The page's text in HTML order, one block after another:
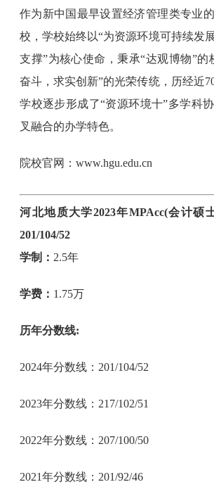
作为新中国最早设置经济管理类专业
校，学校始终以“为资源环境可持续发
支撑”为核心使命，秉承“达观博物”的
奋斗，求实创新”的光荣传统，历经近
学校逐步形成了“资源环境〸”多学科
叉融合的办学特色。
院校官网：www.hgu.edu.cn
河北地质大学2023年MPAcc(会计硕
201/104‌/52
学制： 2.5年
学费： 1.75万
历年分数线:
2024年分数线：201/104‌/52
2023年分数线：217/102/51
2022年分数线：207/100/50
2021年分数线：201/92/46